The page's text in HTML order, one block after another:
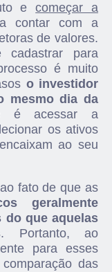
ecomeçar a
contar com a
de valores.
cadastrar para
é muito
o investidor
mesmo dia da
é acessar a
os ativos
ao seu
fato de que as
geralmente
do que aquelas
. Portanto, ao
para esses
das